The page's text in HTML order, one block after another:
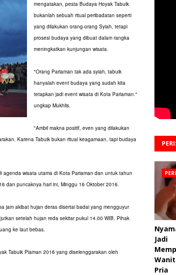
mengatakan, pesta Budaya Hoyak Tabuik
bukanlah sebuah ritual peribadatan seperti
yang dilakukan orang-orang Syiah, tetapi
prosesi budaya yang dibuat dalam rangka
meningkatkan kunjungan wisata.
"Orang Pariaman tak ada syiah, tabuik
hanyalah event budaya yang sudah kita
tetapkan jadi event wisata di Kota Pariaman."
ungkap Mukhlis.
"Ambil makna positif, even yang dilakukan
Karena Tabuik bukan ritual keagamaan, tapi budaya
wisata utama di Kota Pariaman dan untuk tahun
dan puncaknya hari ini, Minggu 16 Oktober 2016.
jam akibat hujan deras disertai badai yang mengguyur
setelah hujan reda sekitar pukul 14.00 WIB. Pihak
ke laut bebas.
Tabuik Piaman 2016 yang diselenggarakan oleh
Jadi
Pria